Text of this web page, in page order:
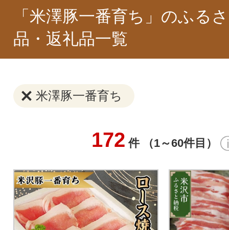
「米澤豚一番育ち」のふる
品・返礼品一覧
米澤豚一番育ち
172 件 （1～60件目）